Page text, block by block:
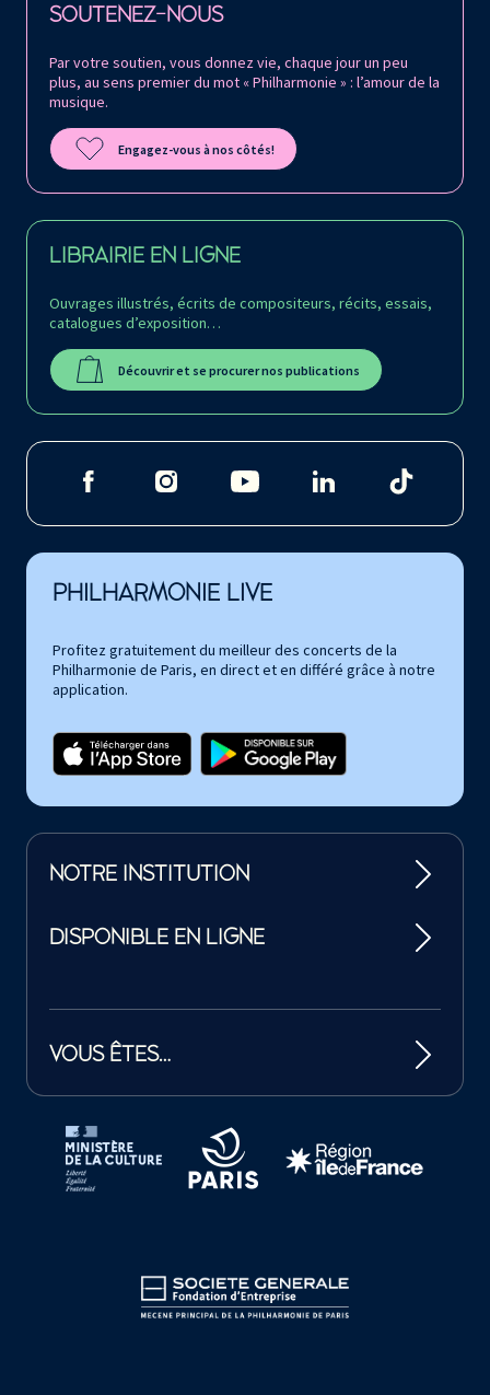
SOUTENEZ-NOUS
Par votre soutien, vous donnez vie, chaque jour un peu
plus, au sens premier du mot « Philharmonie » : l’amour de la
musique.
Engagez-vous à nos côtés!
LIBRAIRIE EN LIGNE
Ouvrages illustrés, écrits de compositeurs, récits, essais,
catalogues d’exposition…
Découvrir et se procurer nos publications
PHILHARMONIE LIVE
Profitez gratuitement du meilleur des concerts de la
Philharmonie de Paris, en direct et en différé grâce à notre
application.
NOTRE INSTITUTION
DISPONIBLE EN LIGNE
VOUS ÊTES…
Tutelles et mécènes de la Philharmonie de Paris